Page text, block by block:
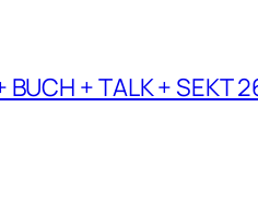
BUCH + TALK + SEKT